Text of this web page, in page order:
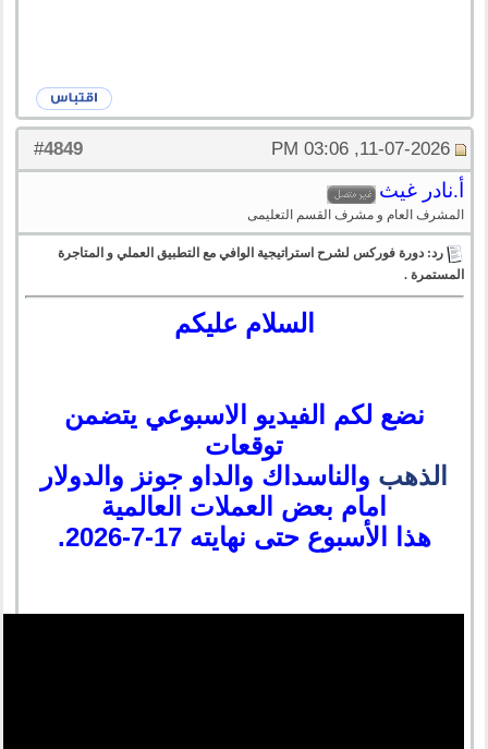
#
4849 11-07-2026, 03:06 PM
أ.نادر غيث
المشرف العام و مشرف القسم التعليمى
رد: دورة فوركس لشرح استراتيجية الوافي مع التطبيق العملي و المتاجرة
المستمرة .
السلام عليكم
نضع لكم الفيديو الاسبوعي يتضمن
توقعات
الذهب والناسداك والداو جونز والدولار
امام بعض العملات العالمية
هذا الأسبوع حتى نهايته 17-7-2026.